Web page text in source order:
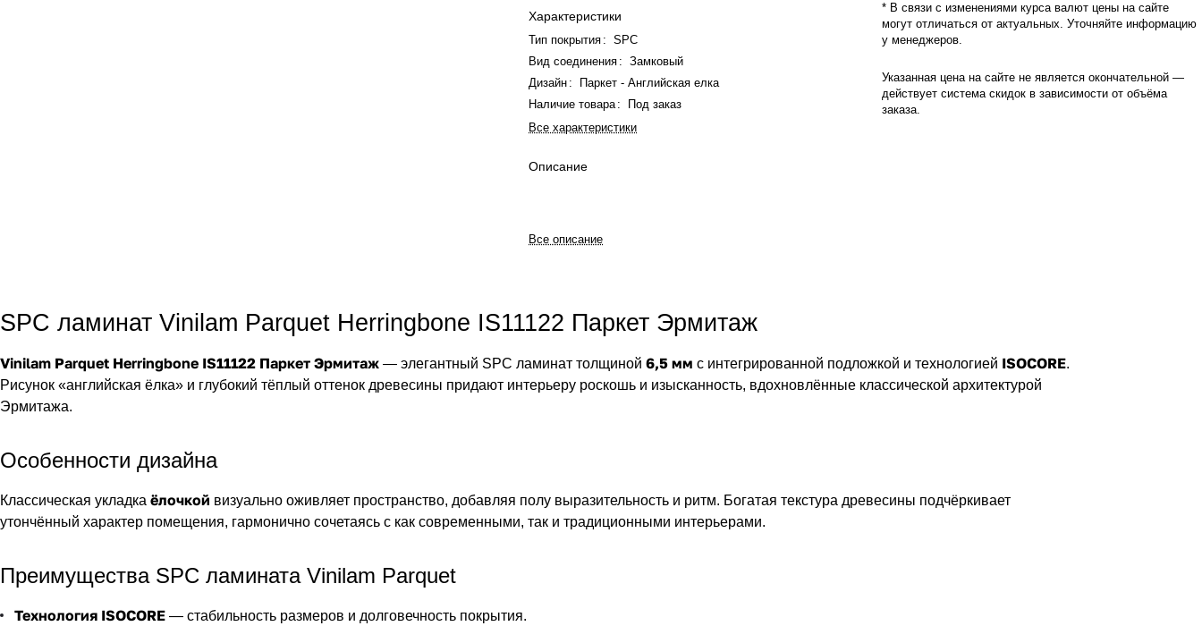
Характеристики
Тип покрытия:
SPC
Вид соединения:
Замковый
Дизайн:
Паркет - Английская елка
Наличие товара:
Под заказ
Все характеристики
Описание
Все описание
* В связи с изменениями курса валют цены на сайте
могут отличаться от актуальных. Уточняйте информацию
у менеджеров.
Указанная цена на сайте не является окончательной —
действует система скидок в зависимости от объёма
заказа.
SPC ламинат Vinilam Parquet Herringbone IS11122 Паркет Эрмитаж
Vinilam Parquet Herringbone IS11122 Паркет Эрмитаж — элегантный SPC ламинат толщиной 6,5 мм с интегрированной подложкой и технологией ISOCORE.
Рисунок «английская ёлка» и глубокий тёплый оттенок древесины придают интерьеру роскошь и изысканность, вдохновлённые классической архитектурой
Эрмитажа.
Особенности дизайна
Классическая укладка ёлочкой визуально оживляет пространство, добавляя полу выразительность и ритм. Богатая текстура древесины подчёркивает
утончённый характер помещения, гармонично сочетаясь с как современными, так и традиционными интерьерами.
Преимущества SPC ламината Vinilam Parquet
Технология ISOCORE — стабильность размеров и долговечность покрытия.